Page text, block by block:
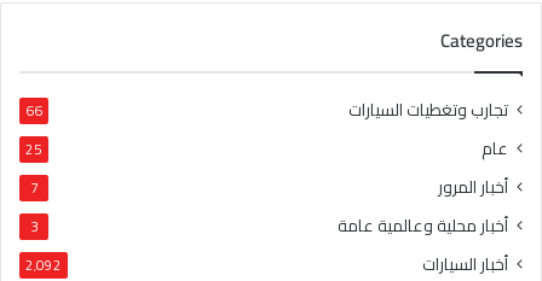
Categories
تجارب وتغطيات السيارات 66
عام 25
أخبار المرور 7
أخبار محلية وعالمية عامة 3
أخبار السيارات 2٬092